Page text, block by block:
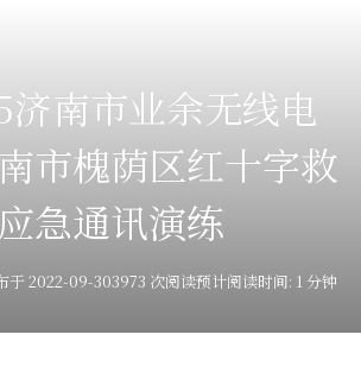
息
河
命
规
赛
济南市业余无线电
市槐荫区红十字救
急通讯演练
于 2022-09-303973 次阅读预计阅读时间: 1 分钟